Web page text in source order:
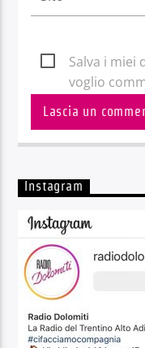
Salva i miei
voglio
Instagram